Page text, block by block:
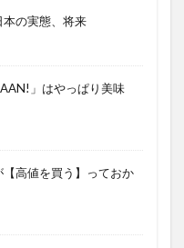
本の実態、将来
」はやっぱり美味
【高値を買う】っておか